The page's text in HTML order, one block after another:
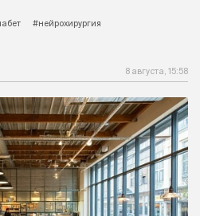
#нейрохирургия
8 августа, 15:58